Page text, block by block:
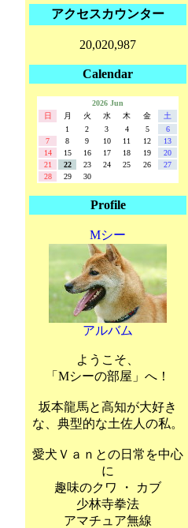
アクセスカウンター
20,020,987
Calendar
2026 Jun
日
月 火 水 木 金
土
1
2 3 4 5
6
7
8 9 10 11 12
13
14
15 16 17 18 19
20
21
22 23 24 25 26
27
28
29 30
Profile
Mシー
アルバム
ようこそ、
「Mシーの部屋」へ！
坂本龍馬と高知が大好き
な、典型的な土佐人の私。
愛犬Ｖａｎとの日常を中心
に
趣味のクワ ・ カブ
少林寺拳法
アマチュア無線